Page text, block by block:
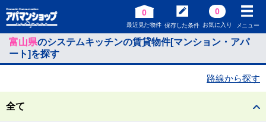
0
最近見た物件 保存した条件
0
お気に入り メニュー
富山県のシステムキッチンの賃貸物件[マンション・アパ
ート]を探す
路線から探す
全て